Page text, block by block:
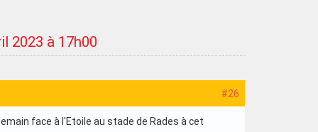
2023 à 17h00
#26
face à l'Etoile au stade de Rades à cet